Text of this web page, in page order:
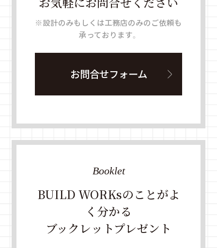
※設計のみもしくは工務店のみのご依頼も
承っております。
お問合せフォーム
BUILD WORKsのことがよ
く分かる
ブックレットプレゼント
Booklet